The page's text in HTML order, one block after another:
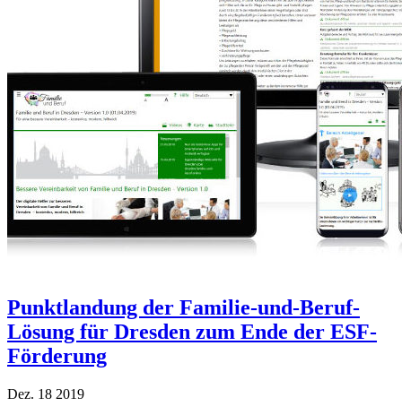
Punktlandung der Familie-und-Beruf-
Lösung für Dresden zum Ende der ESF-
Förderung
Dez. 18 2019